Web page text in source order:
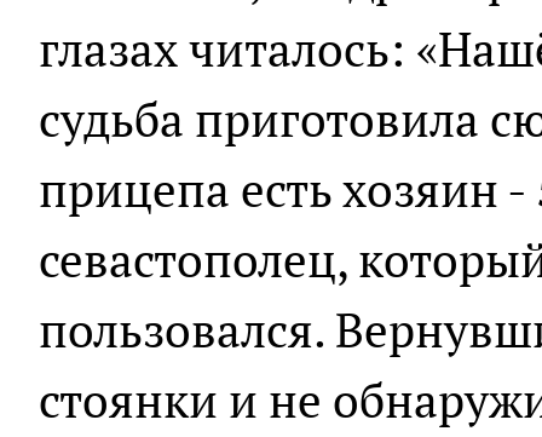
глазах читалось:
судьба приготовила
прицепа есть хозяин
севастополец,
пользовался.
стоянки и не